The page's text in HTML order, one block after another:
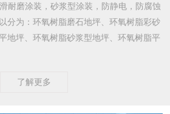
耐磨涂装，砂浆型涂装，防静电，防腐蚀
分为：环氧树脂磨石地坪、环氧树脂彩砂
地坪、环氧树脂砂浆型地坪、环氧树脂平
了解更多